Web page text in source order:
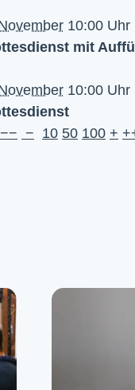
10:00 Uhr
mit
10:00 Uhr
−− − 10 50 100 +